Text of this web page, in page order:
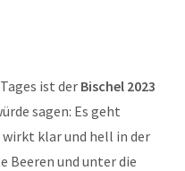
ist der Bischel 2023
sagen: Es geht
klar und hell in der
Beeren und unter die